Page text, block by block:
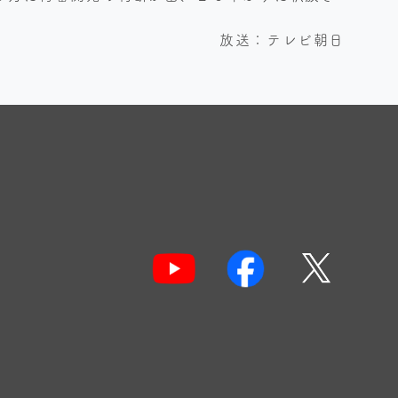
放送：テレビ朝日